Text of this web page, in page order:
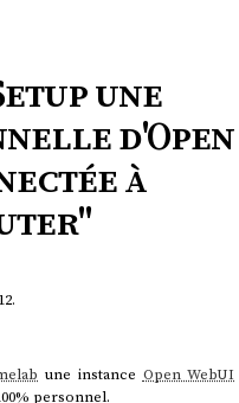
une
d'Open
à
une instance Open WebUI
personnel.